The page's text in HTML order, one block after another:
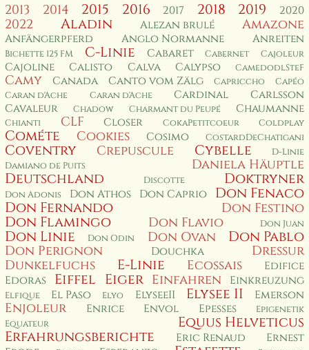
2013 2014 2015 2016 2017 2018 2019 2020
2022 Aladin Alezan brulé Amazone
Anfängerpferd Anglo Normanne Anreiten
Bichette 125 FM C-Linie Cabaret Cabernet Cajoleur
Cajoline Calisto Calva Calypso CamedodlSteF
Camy Canada Canto vom Zälg Capriccho
Capéo
Caran d'Ache
Caran d'Ache Cardinal
Carlsson
Cavaleur
Chadow Charmant du Peupé Chaumanne
Chianti CLF Closer CokaPetitcoeur Coldplay
Cométe Cookies Cosimo CostardDeChatigani
Coventry Crepuscule Cybelle
D-Linie
Damiano de Puits
Daniela Häuptle
Deutschland Discotte Doktryner
Don Adonis Don Athos Don Caprio
Don Fenaco
Don Fernando
Don Festino
Don Flamingo Don Flavio Don Juan
Don Linie Don Odin Don Ovan Don Pablo
Don Perignon Douchka
Dressur
Dunkelfuchs
E-Linie Ecossais
Edifice
Edoras
Eiffel Eiger Einfahren Einkreuzung
Elfique El Paso Elyo ElyseeII Elysee II Emerson
Enjoleur Enrice Envol Epesses
Epigenetik
Equateur
Equus Helveticus
Erfahrungsberichte
Eric Renaud
Ernest